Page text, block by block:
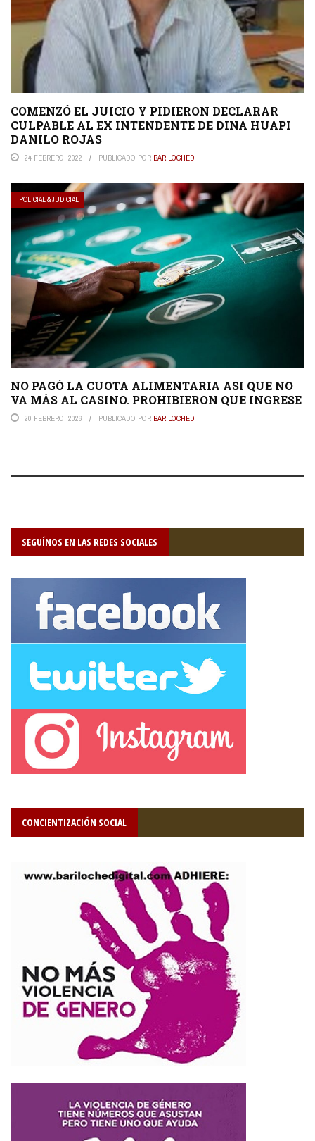
COMENZÓ EL JUICIO Y PIDIERON DECLARAR
CULPABLE AL EX INTENDENTE DE DINA HUAPI
DANILO ROJAS
24 FEBRERO, 2022 PUBLICADO POR BARILOCHED
POLICIAL & JUDICIAL
NO PAGÓ LA CUOTA ALIMENTARIA ASI QUE NO
VA MÁS AL CASINO. PROHIBIERON QUE INGRESE
20 FEBRERO, 2026 PUBLICADO POR BARILOCHED
SEGUÍNOS EN LAS REDES SOCIALES
CONCIENTIZACIÓN SOCIAL